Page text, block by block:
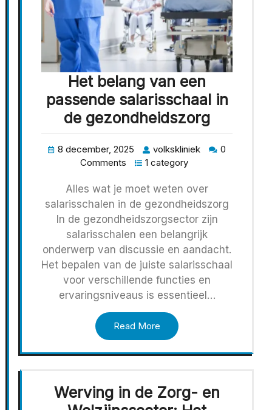
Het belang van een
passende salarisschaal in
de gezondheidszorg
8 december, 2025 volkskliniek
0
Comments
1 category
Alles wat je moet weten over
salarisschalen in de gezondheidszorg
In de gezondheidszorgsector zijn
salarisschalen een belangrijk
onderwerp van discussie en aandacht.
Het bepalen van de juiste salarisschaal
voor verschillende functies en
ervaringsniveaus is essentieel…
Read More
Werving in de Zorg- en